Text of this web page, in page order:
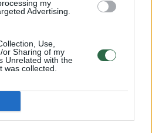
my
Advertising.
Use,
or Sharing of my
Unrelated with the
was collected.
klubo
gavom gerų
ir individualiai
net mažiausios
buvo sočiai.